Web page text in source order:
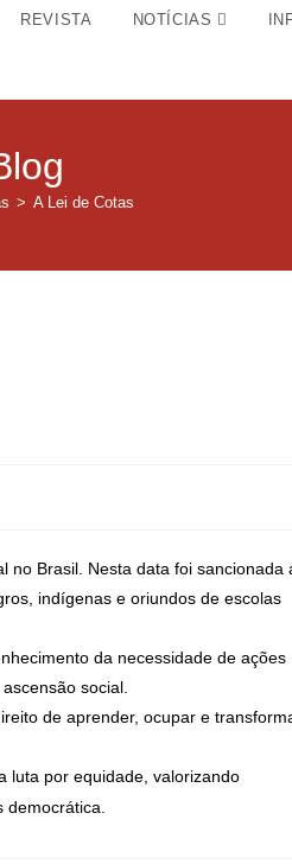
REVISTA NOTÍCIAS
> A Lei de Cotas
no Brasil. Nesta data foi sancionada
indígenas e oriundos de escolas
da necessidade de ações
social.
de aprender, ocupar e
luta por equidade, valorizando